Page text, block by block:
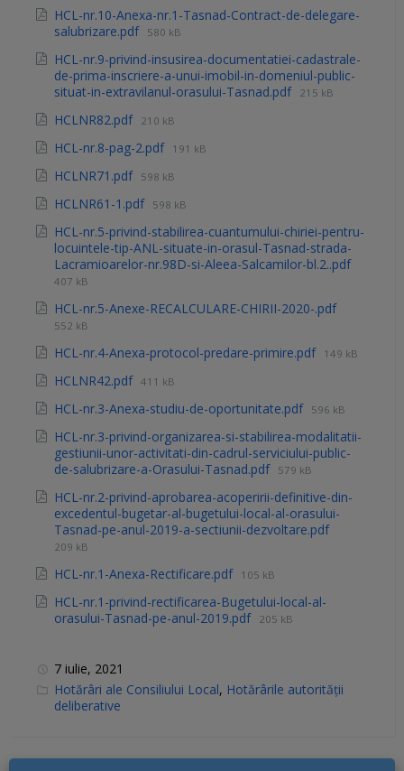
HCL-nr.10-Anexa-nr.1-Tasnad-Contract-de-delegare-
salubrizare.pdf 580 kB
HCL-nr.9-privind-insusirea-documentatiei-cadastrale-
de-prima-inscriere-a-unui-imobil-in-domeniul-public-
situat-in-extravilanul-orasului-Tasnad.pdf 215 kB
HCLNR82.pdf 210 kB
HCL-nr.8-pag-2.pdf 191 kB
HCLNR71.pdf 598 kB
HCLNR61-1.pdf 598 kB
HCL-nr.5-privind-stabilirea-cuantumului-chiriei-pentru-
locuintele-tip-ANL-situate-in-orasul-Tasnad-strada-
Lacramioarelor-nr.98D-si-Aleea-Salcamilor-bl.2..pdf
407 kB
HCL-nr.5-Anexe-RECALCULARE-CHIRII-2020-.pdf
552 kB
HCL-nr.4-Anexa-protocol-predare-primire.pdf 149 kB
HCLNR42.pdf 411 kB
HCL-nr.3-Anexa-studiu-de-oportunitate.pdf 596 kB
HCL-nr.3-privind-organizarea-si-stabilirea-modalitatii-
gestiunii-unor-activitati-din-cadrul-serviciului-public-
de-salubrizare-a-Orasului-Tasnad.pdf 579 kB
HCL-nr.2-privind-aprobarea-acoperirii-definitive-din-
excedentul-bugetar-al-bugetului-local-al-orasului-
Tasnad-pe-anul-2019-a-sectiunii-dezvoltare.pdf
209 kB
HCL-nr.1-Anexa-Rectificare.pdf 105 kB
HCL-nr.1-privind-rectificarea-Bugetului-local-al-
orasului-Tasnad-pe-anul-2019.pdf 205 kB
7 iulie, 2021
C
a
t
r
Hotărâri ale Consiliului Local, Hotărârile autorității
deliberative